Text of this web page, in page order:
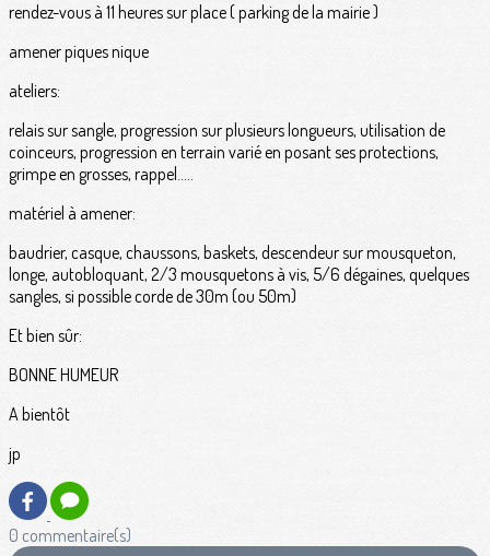
rendez-vous à 11 heures sur place ( parking de la mairie )
amener piques nique
ateliers:
relais sur sangle, progression sur plusieurs longueurs, utilisation de
coinceurs, progression en terrain varié en posant ses protections,
grimpe en grosses, rappel…..
matériel à amener:
baudrier, casque, chaussons, baskets, descendeur sur mousqueton,
longe, autobloquant, 2/3 mousquetons à vis, 5/6 dégaines, quelques
sangles, si possible corde de 30m (ou 50m)
Et bien sûr:
BONNE HUMEUR
A bientôt
jp
0 commentaire(s)